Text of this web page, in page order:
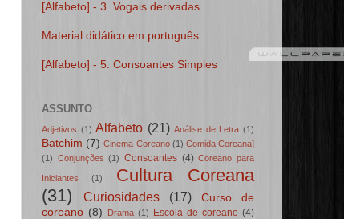
[Alfabeto] - 3. Vogais derivadas
Material didático em português
[Alfabeto] - 5. Consoantes Simples
ASSUNTO
Adjetivos (1) Alfabeto (21) Análise de Letra (1)
Batchim (7) Cinema Coreano (1) Comida Coreana]
(1) Conjunções (1) Consoantes (4) Coreano para
Iniciantes (1)
Cultura Coreana
(31)
Curiosidades (17)
Curso de
coreano (8) Drama (1) Escola de coreano (4)